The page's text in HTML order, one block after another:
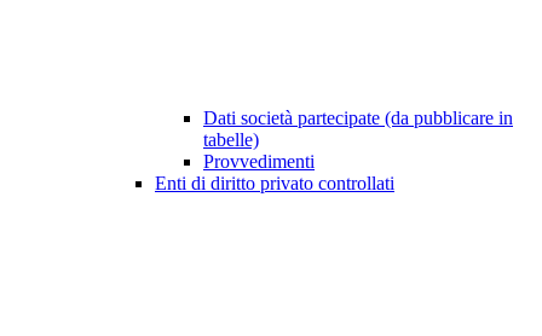
Dati società partecipate (da pubblicare in
tabelle)
Provvedimenti
Enti di diritto privato controllati